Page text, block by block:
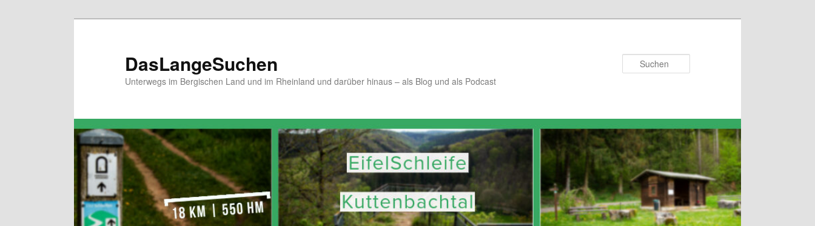
DasLangeSuchen
Unterwegs im Bergischen Land und im Rheinland und darüber hinaus – als Blog und als Podcast